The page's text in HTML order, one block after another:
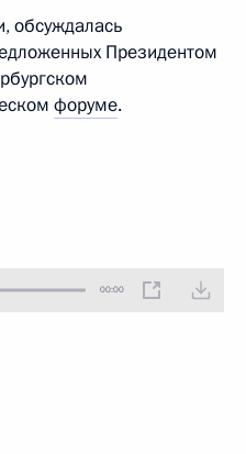
обсуждалась
Президентом
форуме.
00:00